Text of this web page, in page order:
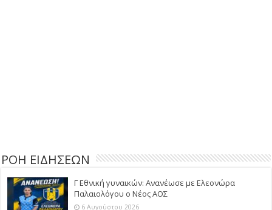
ΡΟΗ ΕΙΔΗΣΕΩΝ
Γ Εθνική γυναικών: Ανανέωσε με Ελεονώρα
Παλαιολόγου ο Νέος ΑΟΣ
6 Αυγούστου 2026